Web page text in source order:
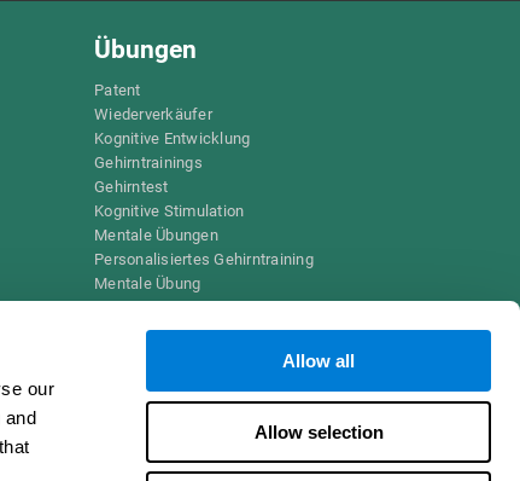
our
and
Allow all
Allow selection
Übungen
Patent
Wiederverkäufer
Kognitive Entwicklung
Gehirntrainings
Gehirntest
Kognitive Stimulation
Mentale Übungen
Personalisiertes Gehirntraining
Mentale Übung
Leseverständnis
IQ-Test